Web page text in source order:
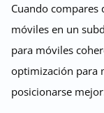
Cuando
móviles en un
para móviles
optimización para
posicionarse